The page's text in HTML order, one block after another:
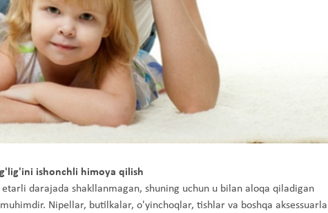
ishonchli himoya qilish
darajada shakllanmagan, shuning uchun u bilan aloqa qiladigan
Nipellar, butilkalar, o'yinchoqlar, tishlar va boshqa